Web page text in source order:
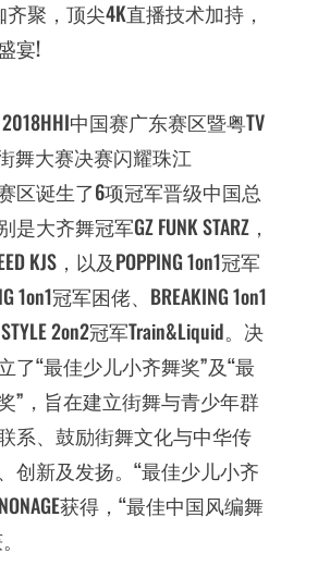
聚，顶尖4K直播技术加持，
宴!
区诞生了6项冠军晋级中国总
大齐舞冠军GZ FUNK STARZ，
KJS，以及POPPING 1on1冠军
1on1冠军困佬、BREAKING 1on1
2on2冠军Train&Liquid。决
了“最佳少儿小齐舞奖”及“最
”，旨在建立街舞与青少年群
系、鼓励街舞文化与中华传
创新及发扬。“最佳少儿小齐
获得，“最佳中国风编舞